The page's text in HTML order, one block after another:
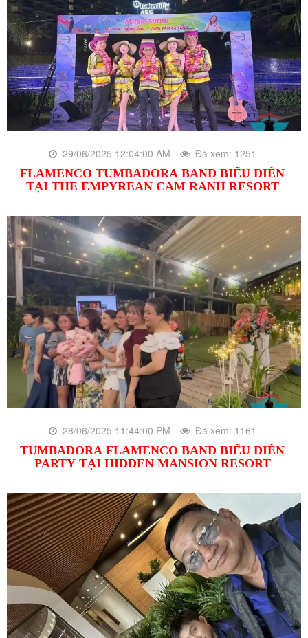
29/06/2025 12:04:00 AM Đã xem: 1251
FLAMENCO TUMBADORA BAND BIỂU DIỄN
TẠI THE EMPYREAN CAM RANH RESORT
28/06/2025 11:44:00 PM Đã xem: 1161
TUMBADORA FLAMENCO BAND BIỂU DIỄN
PARTY TẠI HIDDEN MANSION RESORT